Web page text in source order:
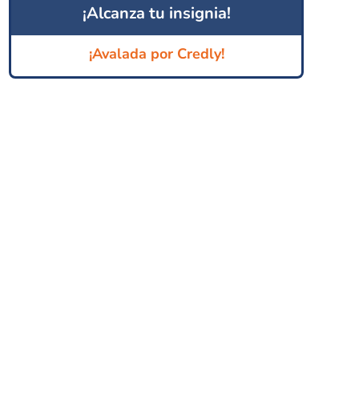
¡Alcanza tu insignia!
¡Avalada por Credly!